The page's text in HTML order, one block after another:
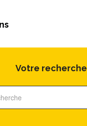
Votre recherche